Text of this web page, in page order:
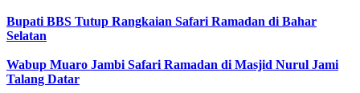
Bupati BBS Tutup Rangkaian Safari Ramadan di Bahar
Selatan
Wabup Muaro Jambi Safari Ramadan di Masjid Nurul Jami
Talang Datar